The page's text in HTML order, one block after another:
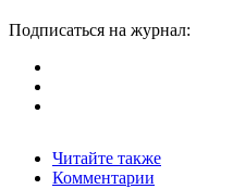
Подписаться на журнал:
Читайте также
Комментарии